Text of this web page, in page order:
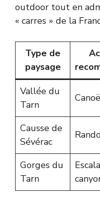
outdoor tout en
« carres » de la
Type de
paysage
Vallée du
Tarn
Causse de
Sévérac
Gorges du
Tarn